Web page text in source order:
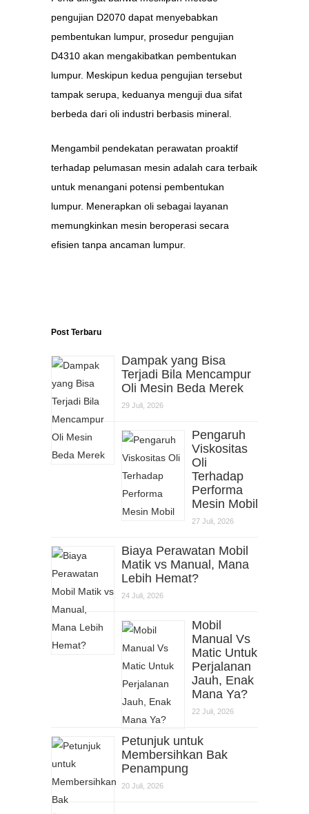
pengujian D2070 dapat menyebabkan
pembentukan lumpur, prosedur pengujian
D4310 akan mengakibatkan pembentukan
lumpur. Meskipun kedua pengujian tersebut
tampak serupa, keduanya menguji dua sifat
berbeda dari oli industri berbasis mineral.
Mengambil pendekatan perawatan proaktif
terhadap pelumasan mesin adalah cara terbaik
untuk menangani potensi pembentukan
lumpur. Menerapkan oli sebagai layanan
memungkinkan mesin beroperasi secara
efisien tanpa ancaman lumpur.
Post Terbaru
Dampak yang Bisa
Terjadi Bila Mencampur
Oli Mesin Beda Merek
29 Juli, 2026
Pengaruh
Viskositas
Oli
Terhadap
Performa
Mesin Mobil
27 Juli, 2026
Biaya Perawatan Mobil
Matik vs Manual, Mana
Lebih Hemat?
24 Juli, 2026
Mobil
Manual Vs
Matic Untuk
Perjalanan
Jauh, Enak
Mana Ya?
22 Juli, 2026
Petunjuk untuk
Membersihkan Bak
Penampung
20 Juli, 2026